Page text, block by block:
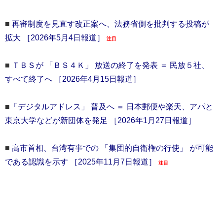
■ 再審制度を見直す改正案へ、法務省側を批判する投稿が
拡大 ［2026年5月4日報道］
注目
■ ＴＢＳが 「ＢＳ４Ｋ」 放送の終了を発表 ＝ 民放５社、
すべて終了へ ［2026年4月15日報道］
■ 「デジタルアドレス」 普及へ ＝ 日本郵便や楽天、アパと
東京大学などが新団体を発足 ［2026年1月27日報道］
■ 高市首相、台湾有事での 「集団的自衛権の行使」 が可能
である認識を示す ［2025年11月7日報道］
注目